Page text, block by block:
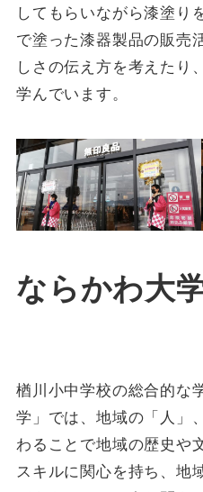
してもらいながら漆塗り
で塗った漆器製品の販売
しさの伝え方を考えたり
学んでいます。
ならかわ大
楢川小中学校の総合的な
学」では、地域の「人」
わることで地域の歴史や
スキルに関心を持ち、地